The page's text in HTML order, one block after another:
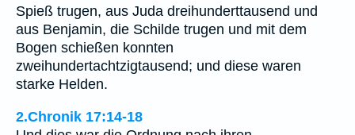
Spieß trugen, aus Juda dreihunderttausend und
aus Benjamin, die Schilde trugen und mit dem
Bogen schießen konnten
zweihundertachtzigtausend; und diese waren
starke Helden.
2.Chronik 17:14-18